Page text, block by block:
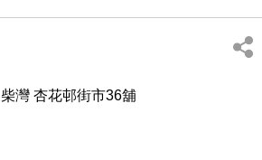
柴灣 杏花邨街市36舖